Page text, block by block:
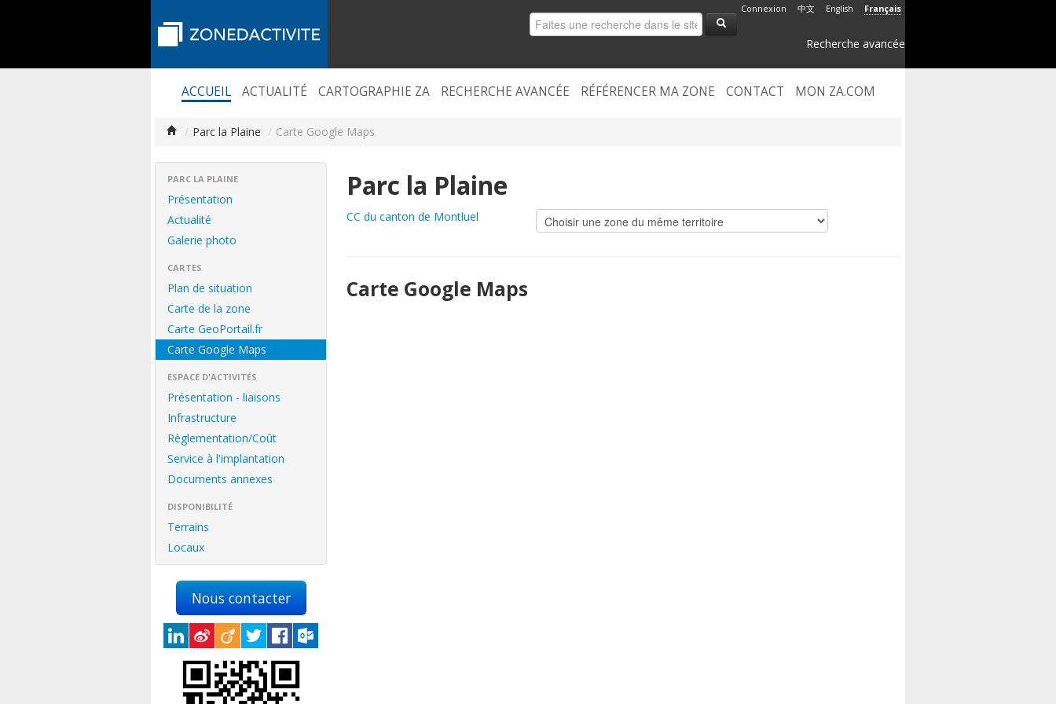
Connexion 中文 English Français
Recherche avancée
ACCUEIL ACTUALITÉ CARTOGRAPHIE ZA RECHERCHE AVANCÉE RÉFÉRENCER MA ZONE CONTACT MON ZA.COM
/ Parc la Plaine / Carte Google Maps
PARC LA PLAINE
Présentation
Actualité
Galerie photo
CARTES
Plan de situation
Carte de la zone
Carte GeoPortail.fr
Carte Google Maps
ESPACE D'ACTIVITÉS
Présentation - liaisons
Infrastructure
Règlementation/Coût
Service à l'implantation
Documents annexes
DISPONIBILITÉ
Terrains
Locaux
Nous contacter
Parc la Plaine
CC du canton de Montluel
Carte Google Maps